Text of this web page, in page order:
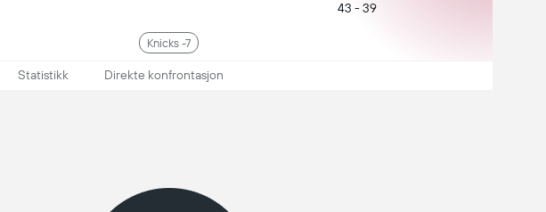
43 - 39
Knicks -7
Statistikk Direkte konfrontasjon